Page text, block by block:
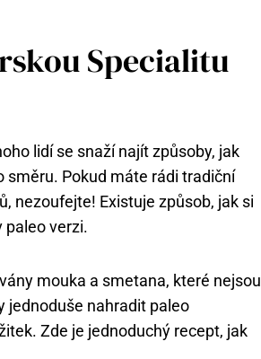
Specialitu
lidí se snaží najít způsoby, jak
Pokud máte rádi tradiční
nezoufejte! Existuje způsob, jak si
paleo verzi.
mouka a smetana, které nejsou
jednoduše nahradit paleo
Zde je jednoduchý recept, jak